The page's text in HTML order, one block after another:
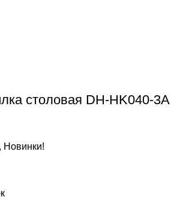
столовая DH-HK040-3A
, Новинки!